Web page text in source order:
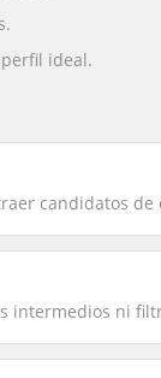
ideal.
candidatos
intermedios ni